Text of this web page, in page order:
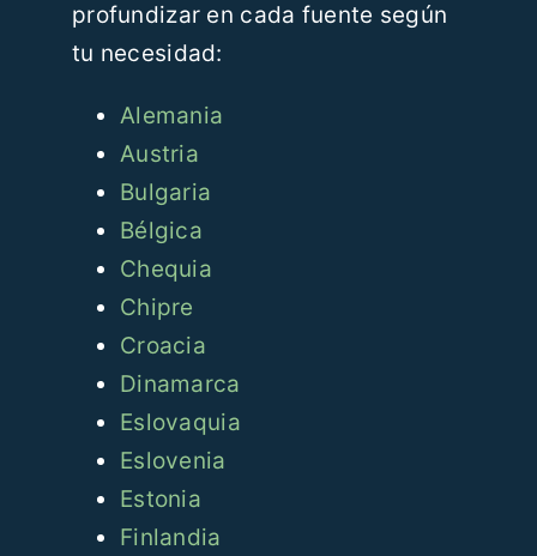
profundizar en cada fuente según
tu necesidad:
Alemania
Austria
Bulgaria
Bélgica
Chequia
Chipre
Croacia
Dinamarca
Eslovaquia
Eslovenia
Estonia
Finlandia